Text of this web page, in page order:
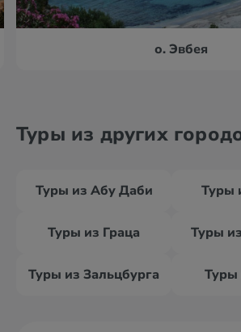
о. Эвбея
Туры из других
Туры из Абу Даби Туры
Туры из Граца Туры
Туры из Зальцбурга Туры